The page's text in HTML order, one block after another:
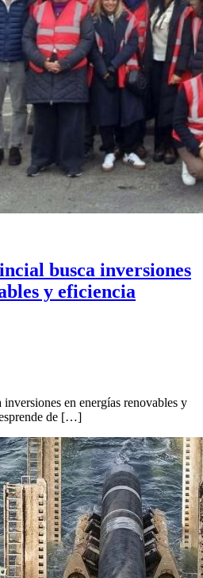
busca inversiones
y eficiencia
en energías renovables y
de […]